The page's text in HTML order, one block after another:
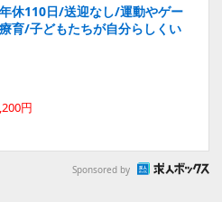
休110日/送迎なし/運動やゲー
育/子どもたちが自分らしくい
円
Sponsored by